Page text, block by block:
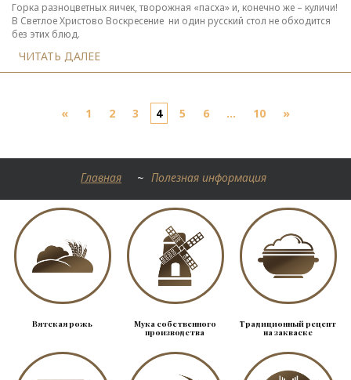
Горка разноцветных яичек, творожная «пасха» и, конечно же – куличи!
В Светлое Христово Воскресение ни один русский стол не обходится
без этих блюд.
ЧИТАТЬ ДАЛЕЕ
« 1 2 3 4 5 6 ... 10 »
Главная ~ Полезная информация
Вятская рожь Мука собственного
производства
Традиционный рецепт
на закваске